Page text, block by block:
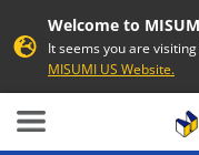
Welcome to
It seems you are
MISUMI US Website.